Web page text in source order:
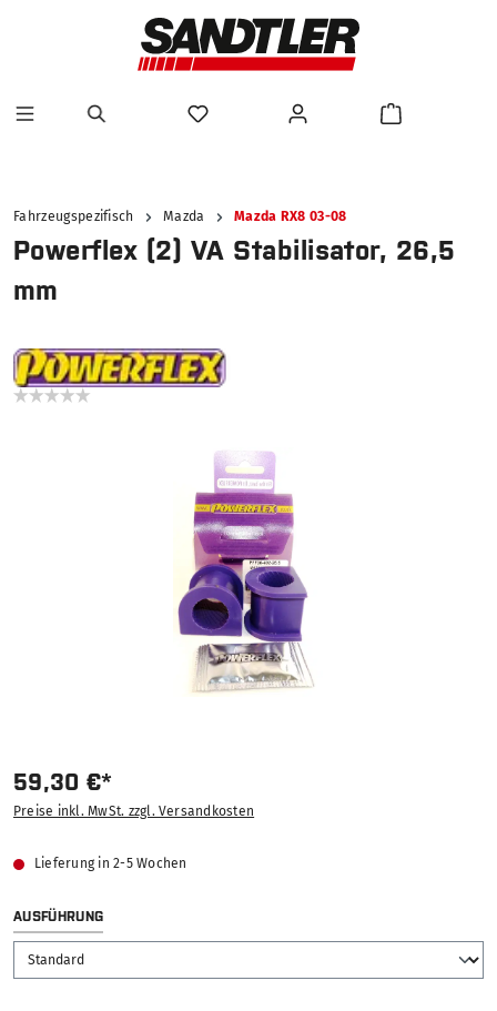
Fahrzeugspezifisch Mazda Mazda RX8 03-08
Powerflex (2) VA Stabilisator, 26,5
mm
59,30 €*
Preise inkl. MwSt. zzgl. Versandkosten
Lieferung in 2-5 Wochen
AUSFÜHRUNGAUSWÄHLEN